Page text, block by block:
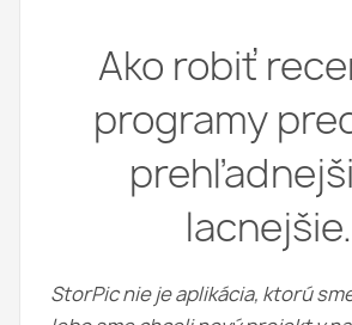
Ako robiť
programy
lacnejšie.
StorPic nie je aplikácia, ktorú